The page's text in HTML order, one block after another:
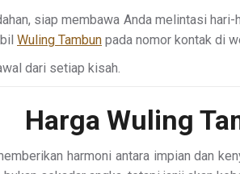
siap membawa Anda melintasi
Wuling Tambun pada nomor kontak di
dari setiap kisah.
Harga Wuling
harmoni antara impian dan